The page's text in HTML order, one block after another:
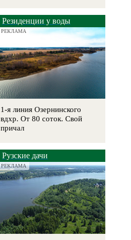
Резиденции у воды
РЕКЛАМА
1-я линия Озернинского
вдхр. От 80 соток. Свой
причал
Рузские дачи
РЕКЛАМА